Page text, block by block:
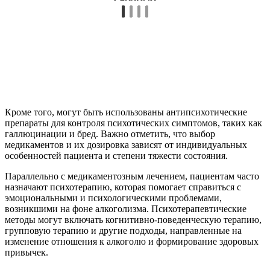
Кроме того, могут быть использованы антипсихотические
препараты для контроля психотических симптомов, таких как
галлюцинации и бред. Важно отметить, что выбор
медикаментов и их дозировка зависят от индивидуальных
особенностей пациента и степени тяжести состояния.
Параллельно с медикаментозным лечением, пациентам часто
назначают психотерапию, которая помогает справиться с
эмоциональными и психологическими проблемами,
возникшими на фоне алкоголизма. Психотерапевтические
методы могут включать когнитивно-поведенческую терапию,
групповую терапию и другие подходы, направленные на
изменение отношения к алкоголю и формирование здоровых
привычек.